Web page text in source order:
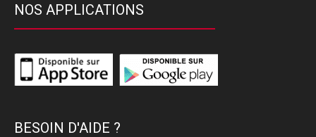
NOS APPLICATIONS
BESOIN D'AIDE ?